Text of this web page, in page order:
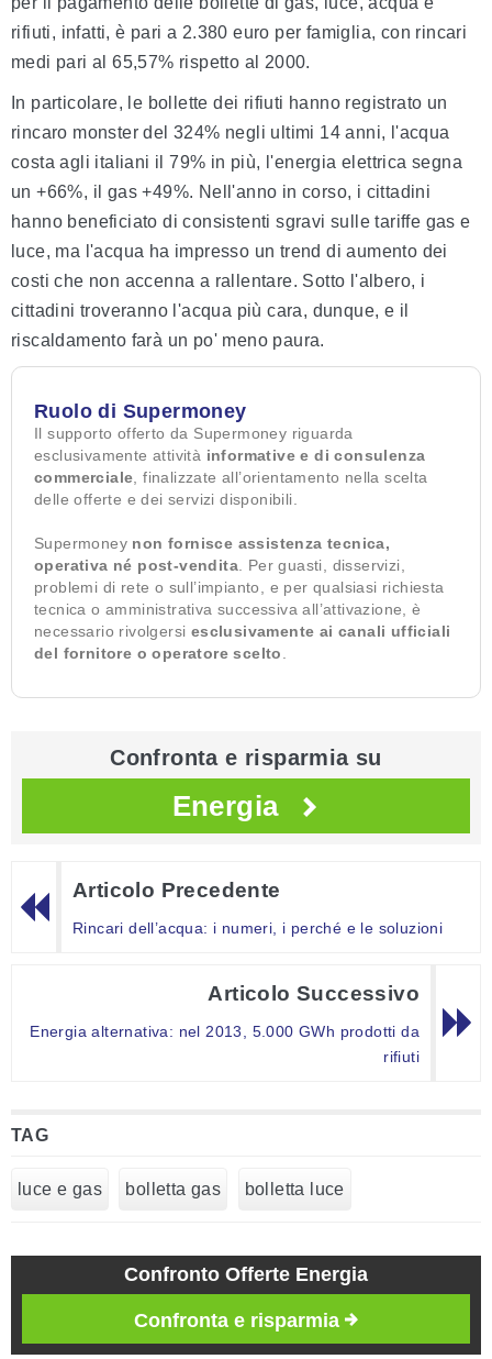
rifiuti, infatti, è pari a 2.380 euro per famiglia, con rincari
medi pari al 65,57% rispetto al 2000.
In particolare, le bollette dei rifiuti hanno registrato un
rincaro monster del 324% negli ultimi 14 anni, l'acqua
costa agli italiani il 79% in più, l'energia elettrica segna
un +66%, il gas +49%. Nell'anno in corso, i cittadini
hanno beneficiato di consistenti sgravi sulle tariffe gas e
luce, ma l'acqua ha impresso un trend di aumento dei
costi che non accenna a rallentare. Sotto l'albero, i
cittadini troveranno l'acqua più cara, dunque, e il
riscaldamento farà un po' meno paura.
Ruolo di Supermoney
Il supporto offerto da Supermoney riguarda
esclusivamente attività informative e di consulenza
commerciale , finalizzate all’orientamento nella scelta
delle offerte e dei servizi disponibili.
Supermoney non fornisce assistenza tecnica,
operativa né post-vendita . Per guasti, disservizi,
problemi di rete o sull’impianto, e per qualsiasi richiesta
tecnica o amministrativa successiva all’attivazione, è
necessario rivolgersi esclusivamente ai canali ufficiali
del fornitore o operatore scelto
Confronta e risparmia su
Energia
Articolo Precedente
Rincari dell’acqua: i numeri, i perché e le soluzioni
Articolo Successivo
Energia alternativa: nel 2013, 5.000 GWh prodotti da
rifiuti
TAG
luce e gas bolletta gas bolletta luce
Confronto Offerte Energia
Confronta e risparmia